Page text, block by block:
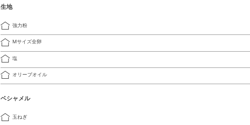
生地
強力粉
Mサイズ全卵
塩
オリーブオイル
ベシャメル
玉ねぎ